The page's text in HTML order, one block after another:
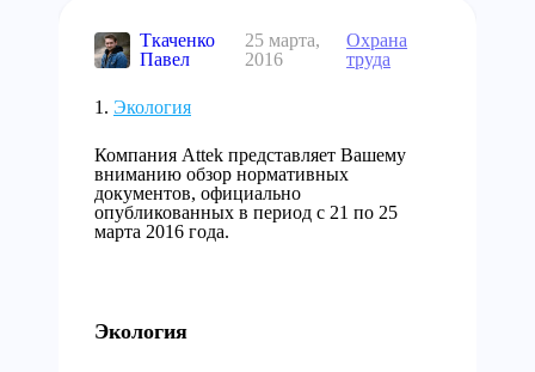
Ткаченко
Павел
25 марта,
2016
Охрана
труда
Экология
Компания Attek представляет Вашему
вниманию обзор нормативных
документов, официально
опубликованных в период с 21 по 25
марта 2016 года.
Экология